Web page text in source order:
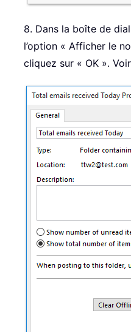
8. Dans la boîte de
l’option « Afficher le
cliquez sur « OK ».